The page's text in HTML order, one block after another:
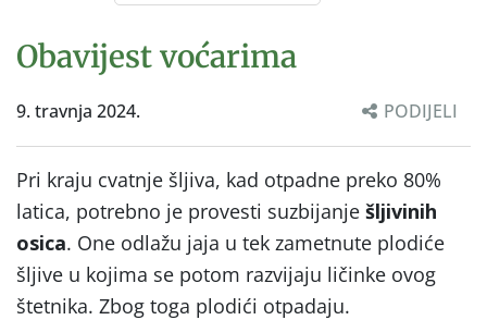
Obavijest voćarima
9. travnja 2024. PODIJELI
Pri kraju cvatnje šljiva, kad otpadne preko 80%
latica, potrebno je provesti suzbijanje šljivinih
osica. One odlažu jaja u tek zametnute plodiće
šljive u kojima se potom razvijaju ličinke ovog
štetnika. Zbog toga plodići otpadaju.